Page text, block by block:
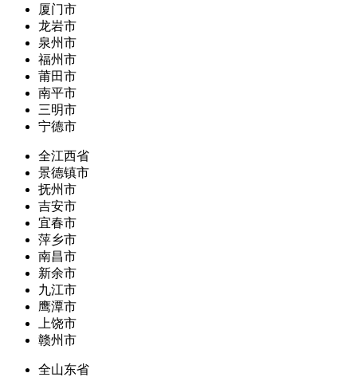
厦门市
龙岩市
泉州市
福州市
莆田市
南平市
三明市
宁德市
全江西省
景德镇市
抚州市
吉安市
宜春市
萍乡市
南昌市
新余市
九江市
鹰潭市
上饶市
赣州市
全山东省